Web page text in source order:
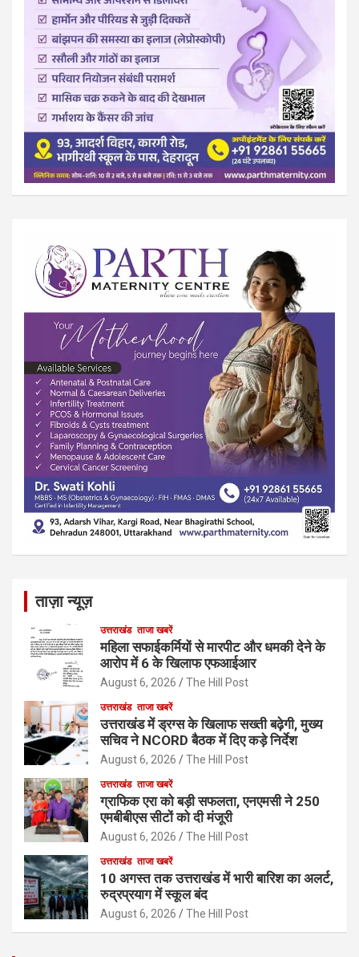
ताज़ा न्यूज़
उत्तराखंड ताजा खबरें
महिला सफाईकर्मियों से मारपीट और धमकी देने के
आरोप में 6 के खिलाफ एफआईआर
August 6, 2026 The Hill Post
उत्तराखंड ताजा खबरें
उत्तराखंड में ड्रग्स के खिलाफ सख्ती बढ़ेगी, मुख्य
सचिव ने NCORD बैठक में दिए कड़े निर्देश
August 6, 2026 The Hill Post
उत्तराखंड ताजा खबरें
ग्राफिक एरा को बड़ी सफलता, एनएमसी ने 250
एमबीबीएस सीटों को दी मंजूरी
August 6, 2026 The Hill Post
उत्तराखंड ताजा खबरें
10 अगस्त तक उत्तराखंड में भारी बारिश का अलर्ट,
रुद्रप्रयाग में स्कूल बंद
August 6, 2026 The Hill Post